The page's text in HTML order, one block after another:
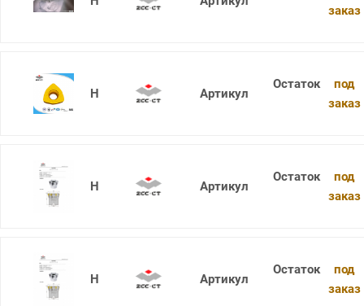
заказ
XMR01-025-XP25-WP06-02-M
под
заказ
XMR01-080-A27-SD12-07
под
заказ
XMR01-080-A27-SD12-08
под
заказ